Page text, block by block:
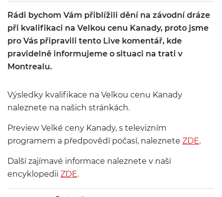
Rádi bychom Vám přiblížili dění na závodní dráze
při kvalifikaci na Velkou cenu Kanady, proto jsme
pro Vás připravili tento Live komentář, kde
pravidelně informujeme o situaci na trati v
Montrealu.
Výsledky kvalifikace na Velkou cenu Kanady
naleznete na našich stránkách.
Preview Velké ceny Kanady, s televizním
programem a předpovědí počasí, naleznete ZDE.
Další zajímavé informace naleznete v naší
encyklopedii ZDE.